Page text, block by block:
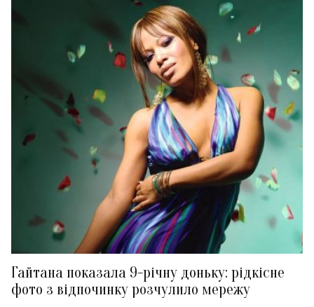
Гайтана показала 9-річну доньку: рідкісне
фото з відпочинку розчулило мережу